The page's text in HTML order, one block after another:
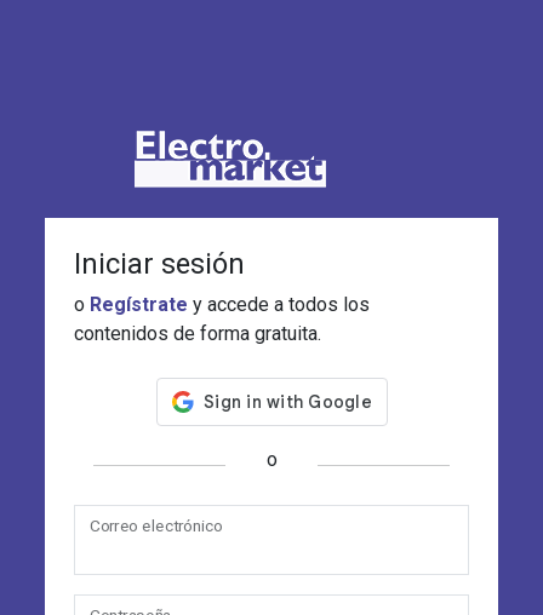
Iniciar sesión
o Regístrate y accede a todos los
contenidos de forma gratuita.
o
Correo electrónico